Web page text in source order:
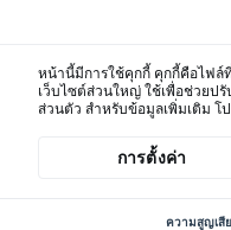
หน้านี้มีการใช้คุกกี้ คุกกี้คือไฟล์
เว็บไซต์ส่วนใหญ่ ใช้เพื่อช่วยป
ส่วนตัว สำหรับข้อมูลเพิ่มเติม โ
การตั้งค่า
ความสูญเสี